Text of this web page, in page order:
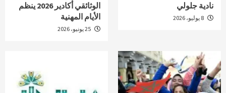
نادية جلولي
الوثائقي أكادير 2026 ينظم
الأيام المهنية